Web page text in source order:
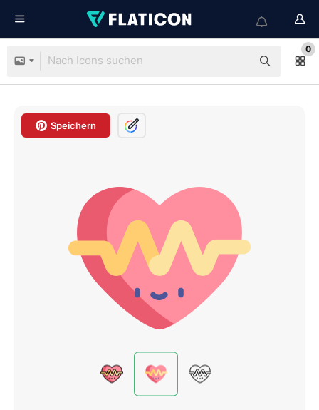
0
Speichern